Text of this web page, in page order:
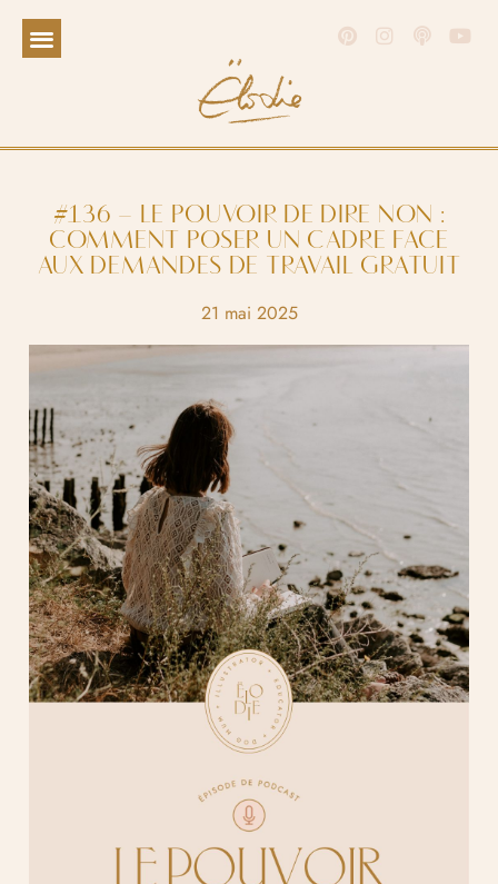
#136 – LE POUVOIR DE DIRE NON :
COMMENT POSER UN CADRE FACE
AUX DEMANDES DE TRAVAIL GRATUIT
21 mai 2025